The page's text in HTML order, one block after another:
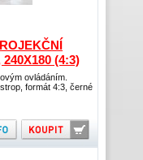
(4:3)
ovládáním.
formát 4:3, černé